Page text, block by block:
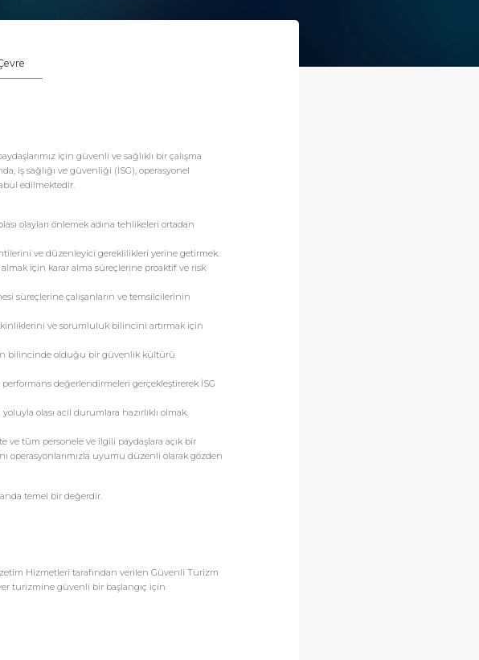
için güvenli ve sağlıklı bir çalışma
iş sağlığı ve güvenliği (İSG), operasyonel
edilmektedir.
olayları önlemek adına tehlikeleri ortadan
ve düzenleyici gereklilikleri yerine getirmek.
için karar alma süreçlerine proaktif ve risk
süreçlerine çalışanların ve temsilcilerinin
ve sorumluluk bilincini artırmak için
bilincinde olduğu bir güvenlik kültürü
değerlendirmeleri gerçekleştirerek İSG
olası acil durumlara hazırlıklı olmak.
ve tüm personele ve ilgili paydaşlara açık bir
uyumu düzenli olarak gözden
temel bir değerdir.
Hizmetleri tarafından verilen Güvenli Turizm
turizmine güvenli bir başlangıç için